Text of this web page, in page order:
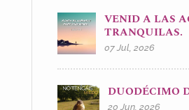
VENID A LAS
TRANQUILAS.
07 Jul, 2026
DUODÉCIMO
20 Jun, 2026